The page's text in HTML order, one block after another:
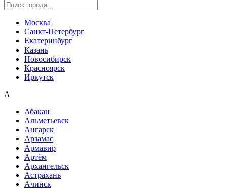
Москва
Санкт-Петербург
Екатеринбург
Казань
Новосибирск
Красноярск
Иркутск
А
Абакан
Альметьевск
Ангарск
Арзамас
Армавир
Артём
Архангельск
Астрахань
Ачинск